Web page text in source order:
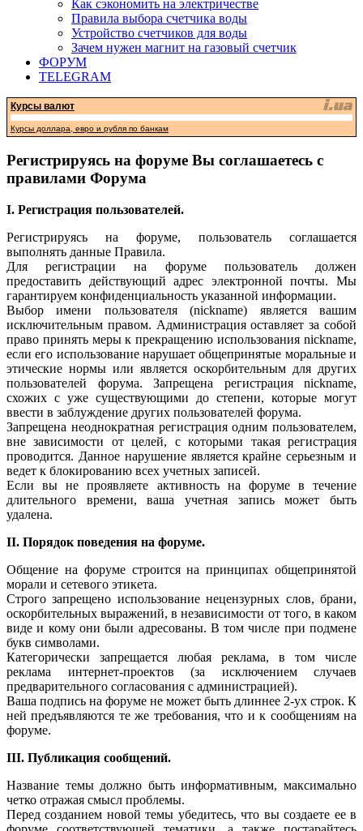
Как сэкономить на электричестве
Правила выбора счетчика воды
Устройство счетчиков для воды
Зачем нужен магнит на газовый счетчик
ФОРУМ
TELEGRAM
Курсы валют
Курсы доллара, евро и рубля по банкам
Регистрируясь на форуме Вы соглашаетесь с
правилами Форума
I. Регистрация пользователей.
Регистрируясь на форуме, пользователь соглашается
выполнять данные Правила.
Для регистрации на форуме пользователь должен
предоставить действующий адрес электронной почты. Мы
гарантируем конфиденциальность указанной информации.
Выбор имени пользователя (nickname) является вашим
исключительным правом. Администрация оставляет за собой
право принять меры к прекращению использования nickname,
если его использование нарушает общепринятые моральные и
этические нормы или является оскорбительным для других
пользователей форума. Запрещена регистрация nickname,
схожих с уже существующими до степени, которые могут
ввести в заблуждение других пользователей форума.
Запрещена неоднократная регистрация одним пользователем,
вне зависимости от целей, с которыми такая регистрация
проводится. Данное нарушение является крайне серьезным и
ведет к блокированию всех учетных записей.
Если вы не проявляете активность на форуме в течение
длительного времени, ваша учетная запись может быть
удалена.
II. Порядок поведения на форуме.
Общение на форуме строится на принципах общепринятой
морали и сетевого этикета.
Строго запрещено использование нецензурных слов, брани,
оскорбительных выражений, в независимости от того, в каком
виде и кому они были адресованы. В том числе при подмене
букв символами.
Категорически запрещается любая реклама, в том числе
реклама интернет-проектов (за исключением случаев
предварительного согласования с администрацией).
Ваша подпись на форуме не может быть длиннее 2-ух строк. К
ней предъявляются те же требования, что и к сообщениям на
форуме.
III. Публикация сообщений.
Название темы должно быть информативным, максимально
четко отражая смысл проблемы.
Перед созданием новой темы убедитесь, что вы создаете ее в